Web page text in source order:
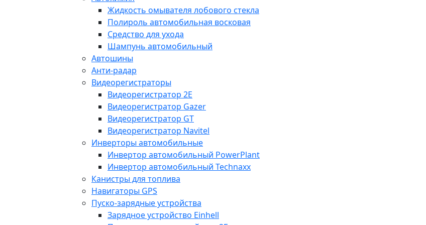
Жидкость омывателя лобового стекла
Полироль автомобильная восковая
Средство для ухода
Шампунь автомобильный
Автошины
Анти-радар
Видеорегистраторы
Видеорегистратор 2E
Видеорегистратор Gazer
Видеорегистратор GT
Видеорегистратор Navitel
Инверторы автомобильные
Инвертор автомобильный PowerPlant
Инвертор автомобильный Technaxx
Канистры для топлива
Навигаторы GPS
Пуско-зарядные устройства
Зарядное устройство Einhell